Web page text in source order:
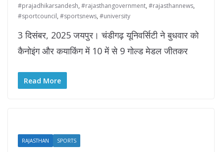
#prajadhikarsandesh, #rajasthangovernment, #rajasthannews,
#sportcouncil, #sportsnews, #university
3 दिसंबर, 2025 जयपुर। चंडीगढ़ यूनिवर्सिटी ने बुधवार को
कैनोइंग और कयाकिंग में 10 में से 9 गोल्ड मेडल जीतकर
Read More
RAJASTHAN SPORTS